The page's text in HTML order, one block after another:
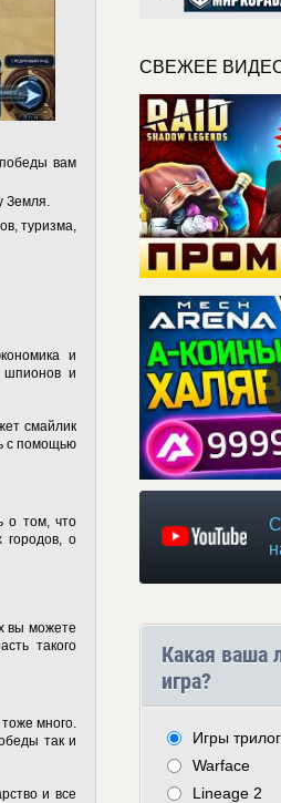
вам
Земля.
туризма,
и
шпионов и
смайлик
с помощью
о том, что
городов, о
вы можете
такого
много.
так и
и все
СВЕЖЕЕ
Какая ваша
игра?
Игры
Warface
Lineage 2